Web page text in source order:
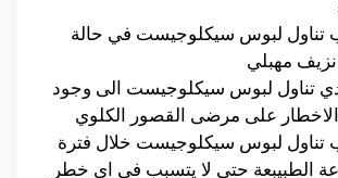
تناول لبوس سيكلوجيست في حالة
مهبلي
تناول لبوس سيكلوجيست الى وجود
على مرضى القصور الكلوي
تناول لبوس سيكلوجيست خلال فترة
الطبيبعة حتى لا يتسبب في اي خطر